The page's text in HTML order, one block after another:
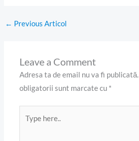
← Previous Articol
Leave a Comment
Adresa ta de email nu va fi publicată.
obligatorii sunt marcate cu *
here..